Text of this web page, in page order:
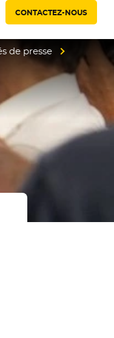
CONTACTEZ-NOUS
de presse